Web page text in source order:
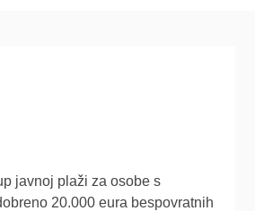
javnoj plaži za osobe s
20.000 eura bespovratnih